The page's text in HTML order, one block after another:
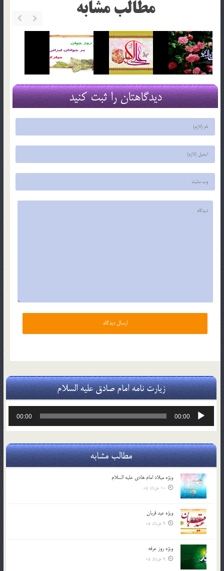
مطالب مشابه
دیدگاهتان را ثبت کنید
زیارت نامه امام صادق علیه السلام
پخش‌کننده
00:00
00:00
مطالب مشابه
ویژه میلاد امام هادی علیه السلام
10 خرداد 05
ویژه عید قربان
9 خرداد 05
ویژه روز عرفه
9 خرداد 05